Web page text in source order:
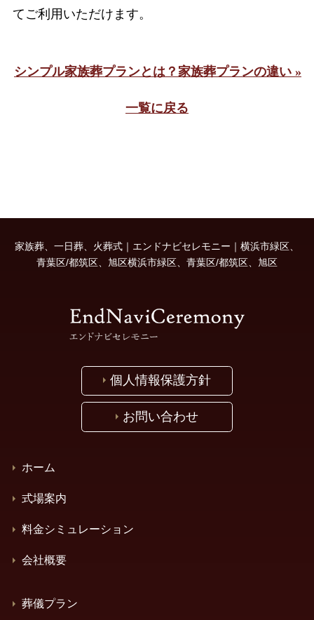
てご利用いただけます。
シンプル家族葬プランとは？家族葬プランの違い »
一覧に戻る
家族葬、一日葬、火葬式｜エンドナビセレモニー｜横浜市緑区、
青葉区/都筑区、旭区横浜市緑区、青葉区/都筑区、旭区
個人情報保護方針
お問い合わせ
ホーム
式場案内
料金シミュレーション
会社概要
葬儀プラン